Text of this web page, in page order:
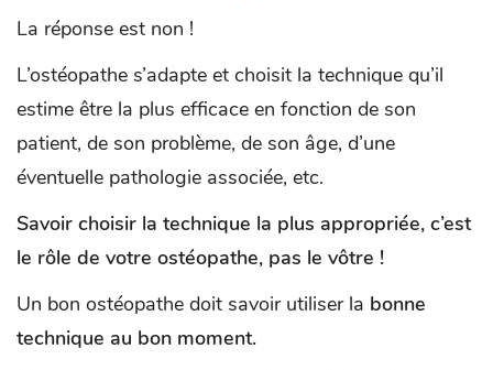
La réponse est non !
L’ostéopathe s’adapte et choisit la technique qu’il
estime être la plus efficace en fonction de son
patient, de son problème, de son âge, d’une
éventuelle pathologie associée, etc.
Savoir choisir la technique la plus appropriée, c’est
le rôle de votre ostéopathe, pas le vôtre !
Un bon ostéopathe doit savoir utiliser la bonne
technique au bon moment.